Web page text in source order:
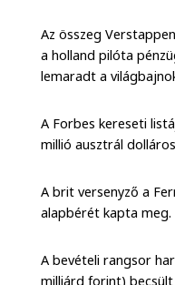
Az összeg
a holland pilóta
lemaradt a
A Forbes kereseti
millió ausztrál
A brit versenyző a
alapbérét kapta meg.
A bevételi rangsor
milliárd forint)